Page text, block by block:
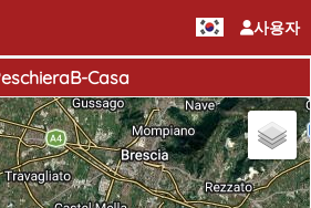
사용자
Casa